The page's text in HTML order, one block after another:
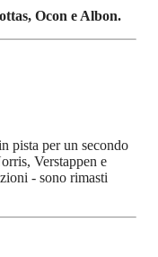
Ocon e Albon.
pista per un secondo
Verstappen e
- sono rimasti